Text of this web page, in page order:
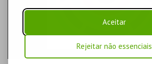
Aceitar
Rejeitar não essenciais